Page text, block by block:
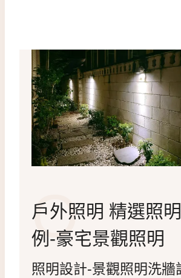
O
戶外照明 精選照
例-豪宅景觀照明
照明設計-景觀照明洗牆